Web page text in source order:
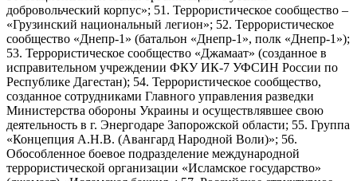
добровольческий корпус»; 51. Террористическое сообщество –
«Грузинский национальный легион»; 52. Террористическое
сообщество «Днепр-1» (батальон «Днепр-1», полк «Днепр-1»);
53. Террористическое сообщество «Джамаат» (созданное в
исправительном учреждении ФКУ ИК-7 УФСИН России по
Республике Дагестан); 54. Террористическое сообщество,
созданное сотрудниками Главного управления разведки
Министерства обороны Украины и осуществлявшее свою
деятельность в г. Энергодаре Запорожской области; 55. Группа
«Концепция А.Н.В. (Авангард Народной Воли)»; 56.
Обособленное боевое подразделение международной
террористической организации «Исламское государство»